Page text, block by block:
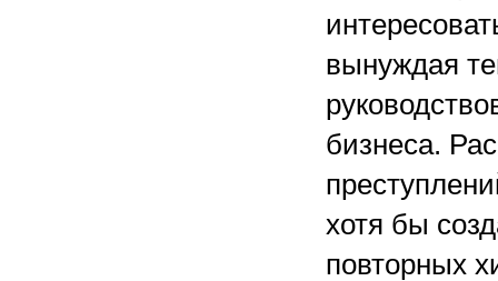
вынуждая
бизнеса.
хотя бы
повторных